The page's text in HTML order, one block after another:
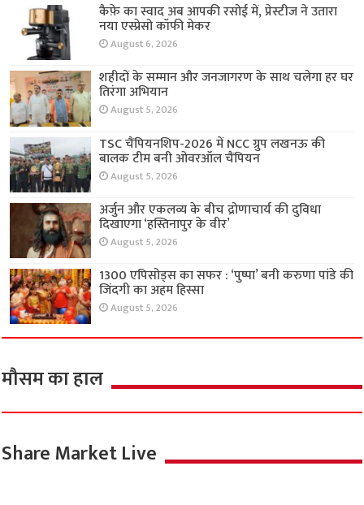
कैफ़े का स्वाद अब आपकी रसोई में, प्रेस्टीज ने उतारा
नया एस्प्रेसो कॉफी मेकर
August 6, 2026
शहीदों के सम्मान और जनजागरण के साथ चलेगा हर घर
तिरंगा अभियान
August 5, 2026
TSC चैंपियनशिप-2026 में NCC ग्रुप लखनऊ की
बालक टीम बनी ओवरऑल चैंपियन
August 5, 2026
अर्जुन और एकलव्य के बीच द्रोणाचार्य की दुविधा
दिखाएगा ‘हस्तिनापुर के वीर’
August 5, 2026
1300 एपिसोड्स का सफर : ‘पुष्पा’ बनी करुणा पांडे की
जिंदगी का अहम हिस्सा
August 5, 2026
मौसम का हाल
Share Market Live